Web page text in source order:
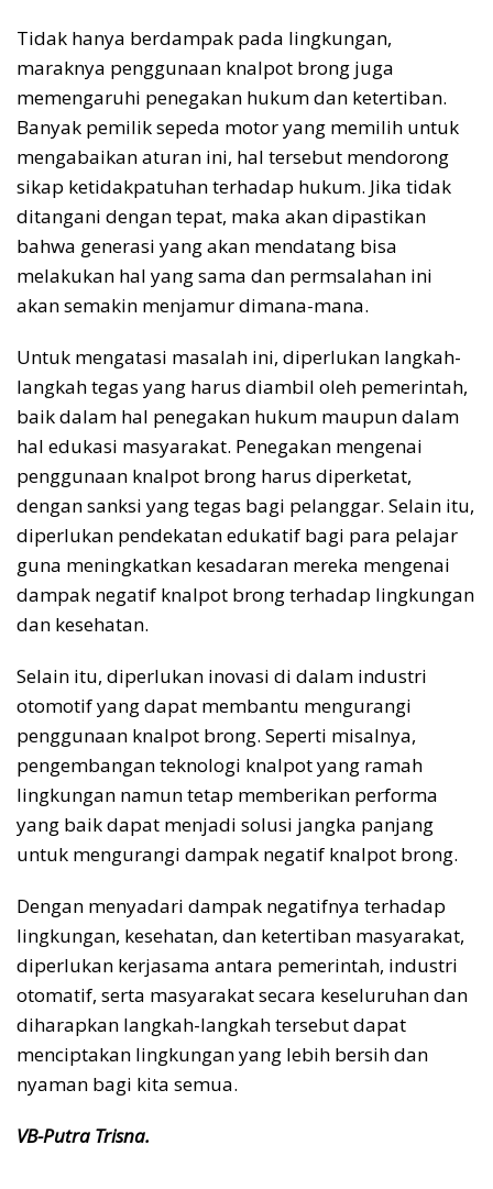
Tidak hanya berdampak pada lingkungan,
maraknya penggunaan knalpot brong juga
memengaruhi penegakan hukum dan ketertiban.
Banyak pemilik sepeda motor yang memilih untuk
mengabaikan aturan ini, hal tersebut mendorong
sikap ketidakpatuhan terhadap hukum. Jika tidak
ditangani dengan tepat, maka akan dipastikan
bahwa generasi yang akan mendatang bisa
melakukan hal yang sama dan permsalahan ini
akan semakin menjamur dimana-mana.
Untuk mengatasi masalah ini, diperlukan langkah-
langkah tegas yang harus diambil oleh pemerintah,
baik dalam hal penegakan hukum maupun dalam
hal edukasi masyarakat. Penegakan mengenai
penggunaan knalpot brong harus diperketat,
dengan sanksi yang tegas bagi pelanggar. Selain itu,
diperlukan pendekatan edukatif bagi para pelajar
guna meningkatkan kesadaran mereka mengenai
dampak negatif knalpot brong terhadap lingkungan
dan kesehatan.
Selain itu, diperlukan inovasi di dalam industri
otomotif yang dapat membantu mengurangi
penggunaan knalpot brong. Seperti misalnya,
pengembangan teknologi knalpot yang ramah
lingkungan namun tetap memberikan performa
yang baik dapat menjadi solusi jangka panjang
untuk mengurangi dampak negatif knalpot brong.
Dengan menyadari dampak negatifnya terhadap
lingkungan, kesehatan, dan ketertiban masyarakat,
diperlukan kerjasama antara pemerintah, industri
otomatif, serta masyarakat secara keseluruhan dan
diharapkan langkah-langkah tersebut dapat
menciptakan lingkungan yang lebih bersih dan
nyaman bagi kita semua.
VB-Putra Trisna.